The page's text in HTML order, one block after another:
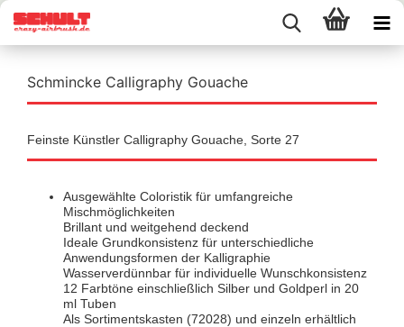
Schmincke Calligraphy Gouache
Feinste Künstler Calligraphy Gouache, Sorte 27
Ausgewählte Coloristik für umfangreiche
Mischmöglichkeiten
Brillant und weitgehend deckend
Ideale Grundkonsistenz für unterschiedliche
Anwendungsformen der Kalligraphie
Wasserverdünnbar für individuelle Wunschkonsistenz
12 Farbtöne einschließlich Silber und Goldperl in 20
ml Tuben
Als Sortimentskasten (72028) und einzeln erhältlich